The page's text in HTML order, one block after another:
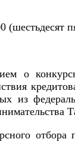
(шестьдесят
о
из
отбора